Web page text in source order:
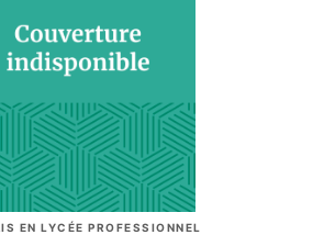
EN LYCÉE PROFESSIONNEL